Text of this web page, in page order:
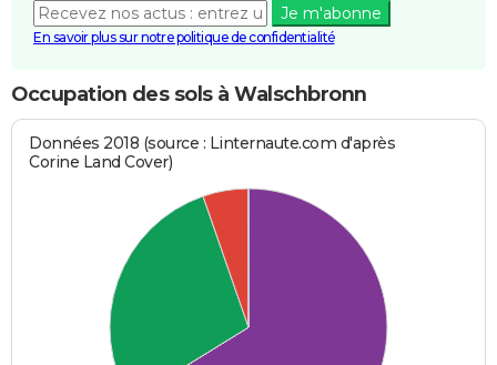
Je m'abonne
En savoir plus sur notre politique de confidentialité
Occupation des sols à Walschbronn
Données 2018 (source : Linternaute.com d'après
Corine Land Cover)